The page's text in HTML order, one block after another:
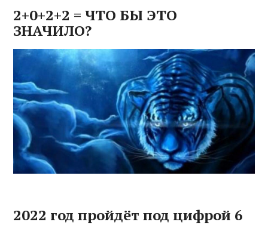
2+0+2+2 = ЧТО БЫ ЭТО
ЗНАЧИЛО?
2022 год пройдёт под цифрой 6